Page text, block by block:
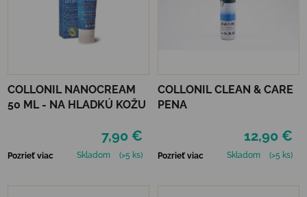
COLLONIL NANOCREAM
50 ML - NA HLADKÚ KOŽU
7,90 €
Pozrieť viac Skladom (>5 ks)
COLLONIL CLEAN & CARE
PENA
12,90 €
Pozrieť viac Skladom (>5 ks)